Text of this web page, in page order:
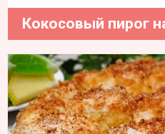
Кокосовый пирог